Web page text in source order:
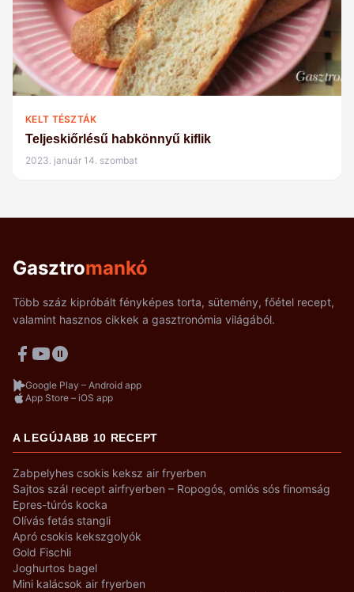
KELT TÉSZTÁK
Teljeskiőrlésű habkönnyű kiflik
2023. január 14. szombat
Gasztromankó
Több száz kipróbált fényképes torta, sütemény, főétel recept,
valamint hasznos cikkek a gasztronómia világából.
Google Play – Android app
App Store – iOS app
A LEGÚJABB 10 RECEPT
Zabpelyhes csokis keksz air fryerben
Sajtos szál recept airfryerben – Ropogós, omlós sós finomság
Epres-túrós kocka
Olívás fetás stangli
Apró csokis kekszgolyók
Gold Fischli
Joghurtos bagel
Mini kalácsok air fryerben